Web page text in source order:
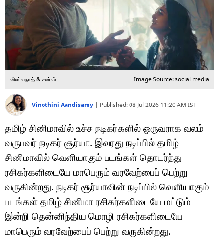
ஹெஃல்த்
ஷார்ட் வீடியோஸ்
வலை கதைகள்
போட்டோ கேலரி
விஸ்வநாத் & சன்ஸ் Image Source: social media
Vinothini Aandisamy | Published:08 Jul 2026 11:20 AM IST
தமிழ் சினிமாவில் உச்ச நடிகர்களில் ஒருவராக வலம்
வருபவர் நடிகர் சூர்யா. இவரது நடிப்பில் தமிழ்
சினிமாவில் வெளியாகும் படங்கள் தொடர்ந்து
ரசிகர்களிடையே மாபெரும் வரவேற்பைப் பெற்று
வருகின்றது. நடிகர் சூர்யாவின் நடிப்பில் வெளியாகும்
படங்கள் தமிழ் சினிமா ரசிகர்களிடையே மட்டும்
இன்றி தென்னிந்திய மொழி ரசிகர்களிடையே
மாபெரும் வரவேற்பைப் பெற்று வருகின்றது.